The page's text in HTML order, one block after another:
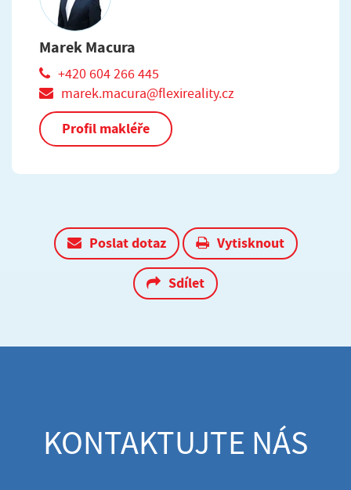
Marek Macura
+420 604 266 445
marek.macura@flexireality.cz
Profil makléře
Poslat dotaz Vytisknout
Sdílet
KONTAKTUJTE NÁS